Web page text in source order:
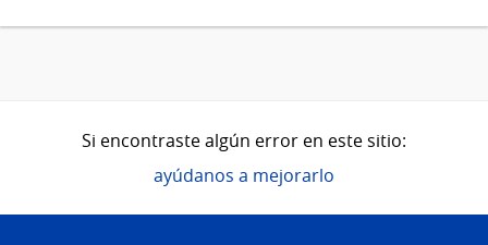
Si encontraste algún error en este sitio:
ayúdanos a mejorarlo